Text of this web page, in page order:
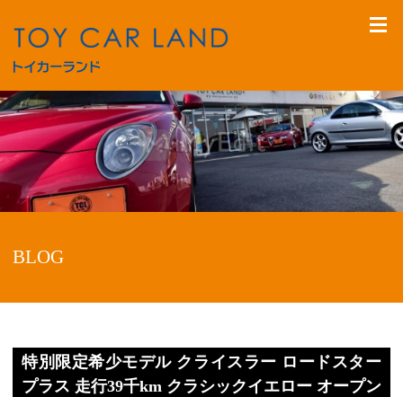
BLOG
特別限定希少モデル クライスラー ロードスター
プラス 走行39千km クラシックイエロー オープン